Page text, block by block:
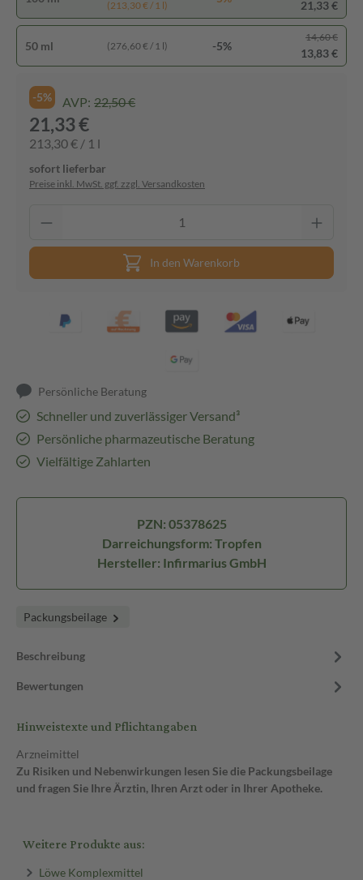
(213,30 € / 1 l)
21,33 €
50 ml (276,60 € / 1 l) -5%
14,60 €
13,83 €
-5% AVP: 22,50 €
21,33 €
213,30 € / 1 l
sofort lieferbar
Preise inkl. MwSt. ggf. zzgl. Versandkosten
In den Warenkorb
Persönliche Beratung
Schneller und zuverlässiger Versand³
Persönliche pharmazeutische Beratung
Vielfältige Zahlarten
PZN: 05378625
Darreichungsform: Tropfen
Hersteller: Infirmarius GmbH
Packungsbeilage
Beschreibung
Bewertungen
Hinweistexte und Pflichtangaben
Arzneimittel
Zu Risiken und Nebenwirkungen lesen Sie die Packungsbeilage
und fragen Sie Ihre Ärztin, Ihren Arzt oder in Ihrer Apotheke.
Weitere Produkte aus:
Löwe Komplexmittel